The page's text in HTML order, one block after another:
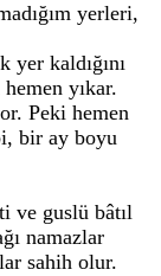
yerleri,
yer kaldığını
yıkar.
Peki hemen
bir ay boyu
ve guslü bâtıl
namazlar
sahih olur.